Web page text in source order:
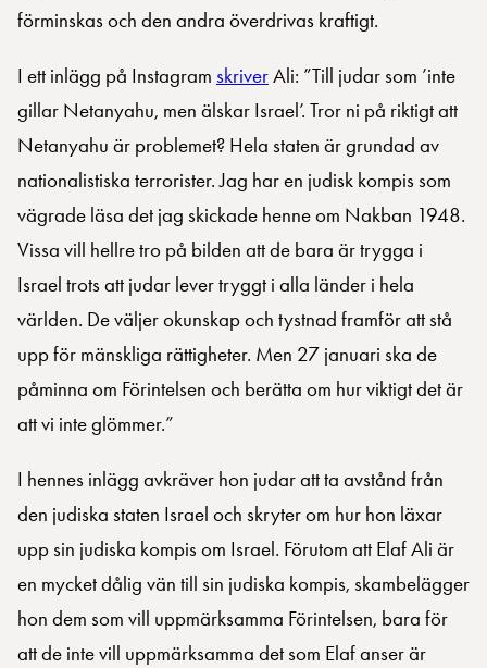
förminskas och den andra överdrivas kraftigt.
I ett inlägg på Instagram skriverAli: ”Till judar som ’inte
gillar Netanyahu, men älskar Israel’. Tror ni på riktigt att
Netanyahu är problemet? Hela staten är grundad av
nationalistiska terrorister. Jag har en judisk kompis som
vägrade läsa det jag skickade henne om Nakban 1948.
Vissa vill hellre tro på bilden att de bara är trygga i
Israel trots att judar lever tryggt i alla länder i hela
världen. De väljer okunskap och tystnad framför att stå
upp för mänskliga rättigheter. Men 27 januari ska de
påminna om Förintelsen och berätta om hur viktigt det är
att vi inte glömmer.”
I hennes inlägg avkräver hon judar att ta avstånd från
den judiska staten Israel och skryter om hur hon läxar
upp sin judiska kompis om Israel. Förutom att Elaf Ali är
en mycket dålig vän till sin judiska kompis, skambelägger
hon dem som vill uppmärksamma Förintelsen, bara för
att de inte vill uppmärksamma det som Elaf anser är